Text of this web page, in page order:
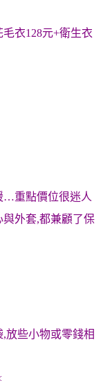
衣128元+衛生衣
…重點價位很迷人
外套,都兼顧了保
放些小物或零錢相